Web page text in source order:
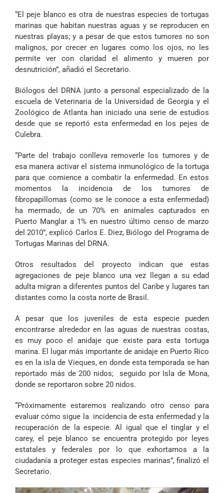
“El peje blanco es otra de nuestras especies de tortugas
marinas que habitan nuestras aguas y se reproducen en
nuestras playas; y a pesar de que estos tumores no son
malignos, por crecer en lugares como los ojos, no les
permite ver con claridad el alimento y mueren por
desnutrición”, añadió el Secretario.
Biólogos del DRNA junto a personal especializado de la
escuela de Veterinaria de la Universidad de Georgia y el
Zoológico de Atlanta han iniciado una serie de estudios
desde que se reportó esta enfermedad en los pejes de
Culebra.
“Parte del trabajo conlleva removerle los tumores y de
esa manera activar el sistema inmunológico de la tortuga
para que comience a combatir la enfermedad. En estos
momentos la incidencia de los tumores de
fibropapillomas (como se le conoce a esta enfermedad)
ha mermado, de un 70% en animales capturados en
Puerto Manglar a 1% en nuestro último censo de marzo
del 2010”, explicó Carlos E. Diez, Biólogo del Programa de
Tortugas Marinas del DRNA.
Otros resultados del proyecto indican que estas
agregaciones de peje blanco una vez llegan a su edad
adulta migran a diferentes puntos del Caribe y lugares tan
distantes como la costa norte de Brasil.
A pesar que los juveniles de esta especie pueden
encontrarse alrededor en las aguas de nuestras costas,
es muy poco el anidaje que existe para esta tortuga
marina. El lugar más importante de anidaje en Puerto Rico
es en la isla de Vieques, en donde esta temporada se han
reportado más de 200 nidos; seguido por Isla de Mona,
donde se reportaron sobre 20 nidos.
“Próximamente estaremos realizando otro censo para
evaluar cómo sigue la incidencia de esta enfermedad y la
recuperación de la especie. Al igual que el tinglar y el
carey, el peje blanco se encuentra protegido por leyes
estatales y federales por lo que exhortamos a la
ciudadanía a proteger estas especies marinas”, finalizó el
Secretario.